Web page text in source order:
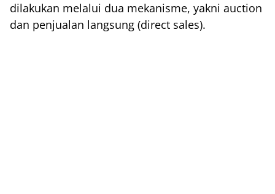
dilakukan melalui dua mekanisme, yakni auction
dan penjualan langsung (direct sales).